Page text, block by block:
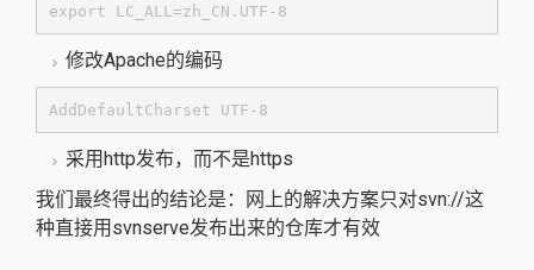
export LC_ALL=zh_CN.UTF-8
修改Apache的编码
AddDefaultCharset UTF-8
采用http发布，而不是https
我们最终得出的结论是：网上的解决方案只对svn://这
种直接用svnserve发布出来的仓库才有效